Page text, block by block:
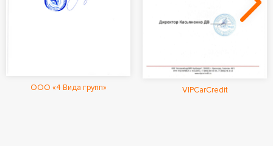
ООО «4 Вида групп» VIPCarCredit